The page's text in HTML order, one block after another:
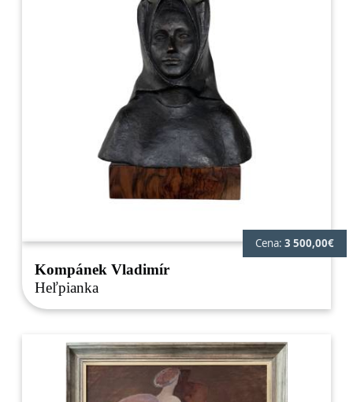
Cena: 3 500,00€
Kompánek Vladimír
Heľpianka